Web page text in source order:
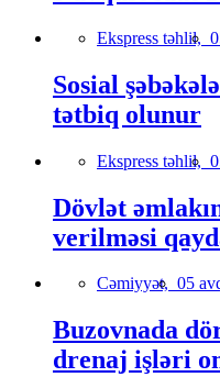
Ekspress təhlil,
Sosial
tətbiq olunur
Ekspress təhlil,
Dövlət
verilməsi
Cəmiyyət, 05
Buzovnada
drenaj işləri